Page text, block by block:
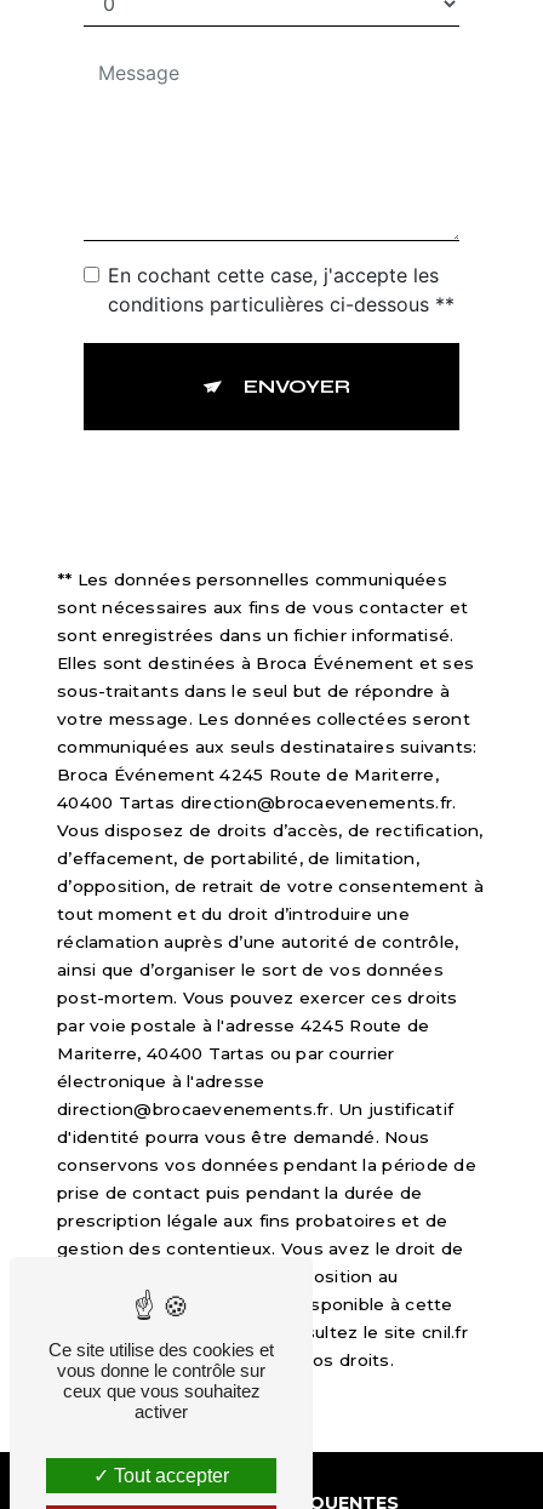
En cochant cette case, j'accepte les
conditions particulières ci-dessous **
ENVOYER
** Les données personnelles communiquées
sont nécessaires aux fins de vous contacter et
sont enregistrées dans un fichier informatisé.
Elles sont destinées à Broca Événement et ses
sous-traitants dans le seul but de répondre à
votre message. Les données collectées seront
communiquées aux seuls destinataires suivants:
Broca Événement 4245 Route de Mariterre,
40400 Tartas direction@brocaevenements.fr.
Vous disposez de droits d’accès, de rectification,
d’effacement, de portabilité, de limitation,
d’opposition, de retrait de votre consentement à
tout moment et du droit d’introduire une
réclamation auprès d’une autorité de contrôle,
ainsi que d’organiser le sort de vos données
post-mortem. Vous pouvez exercer ces droits
par voie postale à l'adresse 4245 Route de
Mariterre, 40400 Tartas ou par courrier
électronique à l'adresse
direction@brocaevenements.fr. Un justificatif
d'identité pourra vous être demandé. Nous
conservons vos données pendant la période de
prise de contact puis pendant la durée de
prescription légale aux fins probatoires et de
gestion des contentieux. Vous avez le droit de
vous inscrire sur la liste d'opposition au
démarchage téléphonique, disponible à cette
. Consultez le site cnil.fr
pour plus d’informations sur vos droits.
RECHERCHES FRÉQUENTES
Ce site utilise des cookies et
vous donne le contrôle sur
ceux que vous souhaitez
activer
Tout accepter